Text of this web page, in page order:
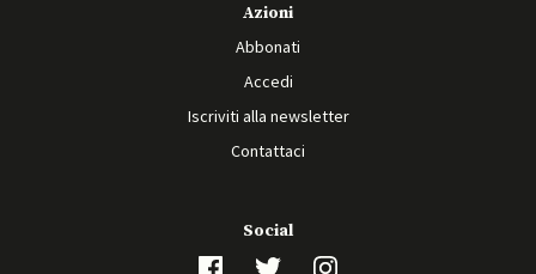
Azioni
Abbonati
Accedi
Iscriviti alla newsletter
Contattaci
Social